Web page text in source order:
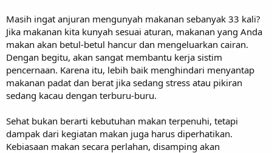
Masih ingat anjuran mengunyah makanan sebanyak 33 kali?
Jika makanan kita kunyah sesuai aturan, makanan yang Anda
makan akan betul-betul hancur dan mengeluarkan cairan.
Dengan begitu, akan sangat membantu kerja sistim
pencernaan. Karena itu, lebih baik menghindari menyantap
makanan padat dan berat jika sedang stress atau pikiran
sedang kacau dengan terburu-buru.
Sehat bukan berarti kebutuhan makan terpenuhi, tetapi
dampak dari kegiatan makan juga harus diperhatikan.
Kebiasaan makan secara perlahan, disamping akan